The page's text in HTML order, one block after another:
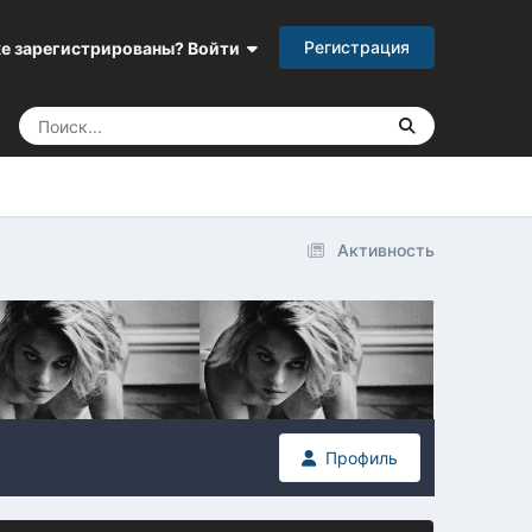
зарегистрированы? Войти Регистрация
Активность
Профиль